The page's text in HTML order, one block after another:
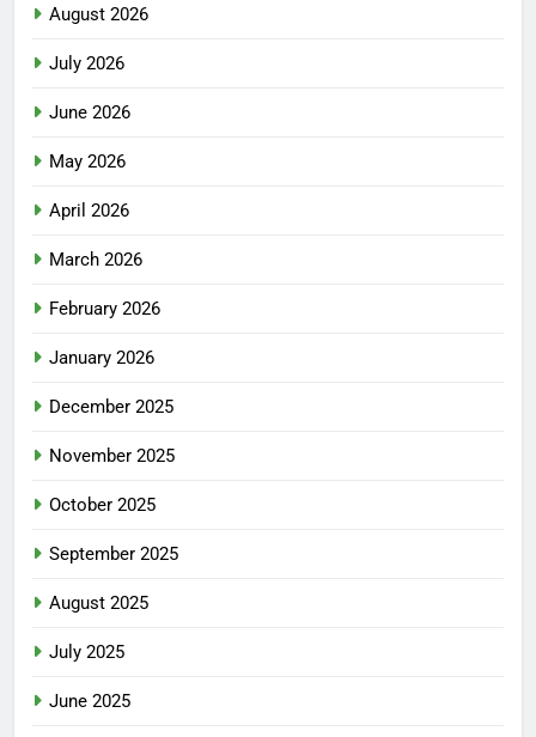
August 2026
July 2026
June 2026
May 2026
April 2026
March 2026
February 2026
January 2026
December 2025
November 2025
October 2025
September 2025
August 2025
July 2025
June 2025